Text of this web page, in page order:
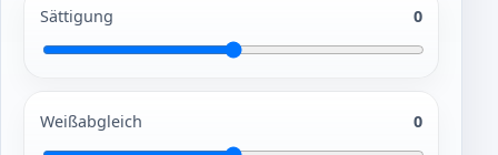
Sättigung 0
Weißabgleich 0